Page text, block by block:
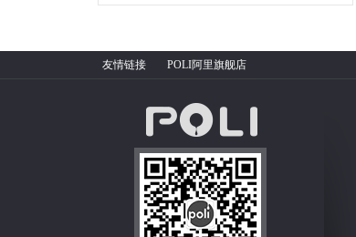
友情链接 POLI阿里旗舰店